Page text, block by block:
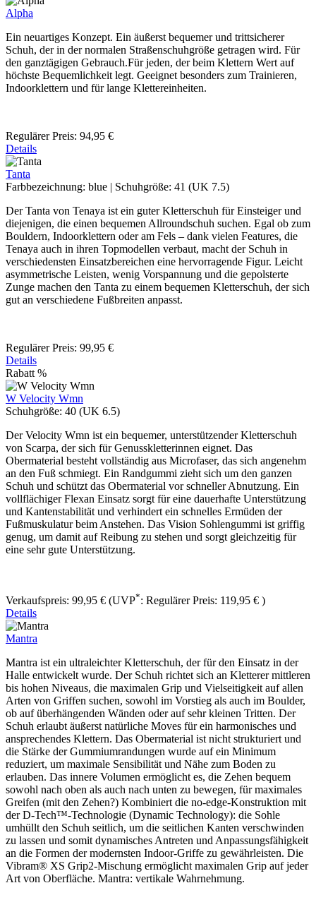
Alpha
Ein neuartiges Konzept. Ein äußerst bequemer und trittsicherer
Schuh, der in der normalen Straßenschuhgröße getragen wird. Für
den ganztägigen Gebrauch.Für jeden, der beim Klettern Wert auf
höchste Bequemlichkeit legt. Geeignet besonders zum Trainieren,
Indoorklettern und für lange Klettereinheiten.
Regulärer Preis: 94,95 €
Details
Tanta
Farbbezeichnung: blue | Schuhgröße: 41 (UK 7.5)
Der Tanta von Tenaya ist ein guter Kletterschuh für Einsteiger und
diejenigen, die einen bequemen Allroundschuh suchen. Egal ob zum
Bouldern, Indoorklettern oder am Fels – dank vielen Features, die
Tenaya auch in ihren Topmodellen verbaut, macht der Schuh in
verschiedensten Einsatzbereichen eine hervorragende Figur. Leicht
asymmetrische Leisten, wenig Vorspannung und die gepolsterte
Zunge machen den Tanta zu einem bequemen Kletterschuh, der sich
gut an verschiedene Fußbreiten anpasst.
Regulärer Preis: 99,95 €
Details
Rabatt %
W Velocity Wmn
Schuhgröße: 40 (UK 6.5)
Der Velocity Wmn ist ein bequemer, unterstützender Kletterschuh
von Scarpa, der sich für Genusskletterinnen eignet. Das
Obermaterial besteht vollständig aus Microfaser, das sich angenehm
an den Fuß schmiegt. Ein Randgummi zieht sich um den ganzen
Schuh und schützt das Obermaterial vor schneller Abnutzung. Ein
vollflächiger Flexan Einsatz sorgt für eine dauerhafte Unterstützung
und Kantenstabilität und verhindert ein schnelles Ermüden der
Fußmuskulatur beim Anstehen. Das Vision Sohlengummi ist griffig
genug, um damit auf Reibung zu stehen und sorgt gleichzeitig für
eine sehr gute Unterstützung.
Verkaufspreis: 99,95 € (UVP*: Regulärer Preis: 119,95 € )
Details
Mantra
Mantra ist ein ultraleichter Kletterschuh, der für den Einsatz in der
Halle entwickelt wurde. Der Schuh richtet sich an Kletterer mittleren
bis hohen Niveaus, die maximalen Grip und Vielseitigkeit auf allen
Arten von Griffen suchen, sowohl im Vorstieg als auch im Boulder,
ob auf überhängenden Wänden oder auf sehr kleinen Tritten. Der
Schuh erlaubt äußerst natürliche Moves für ein harmonisches und
ansprechendes Klettern. Das Obermaterial ist nicht strukturiert und
die Stärke der Gummiumrandungen wurde auf ein Minimum
reduziert, um maximale Sensibilität und Nähe zum Boden zu
erlauben. Das innere Volumen ermöglicht es, die Zehen bequem
sowohl nach oben als auch nach unten zu bewegen, für maximales
Greifen (mit den Zehen?) Kombiniert die no-edge-Konstruktion mit
der D-Tech™-Technologie (Dynamic Technology): die Sohle
umhüllt den Schuh seitlich, um die seitlichen Kanten verschwinden
zu lassen und somit dynamisches Antreten und Anpassungsfähigkeit
an die Formen der modernsten Indoor-Griffe zu gewährleisten. Die
Vibram® XS Grip2-Mischung ermöglicht maximalen Grip auf jeder
Art von Oberfläche. Mantra: vertikale Wahrnehmung.